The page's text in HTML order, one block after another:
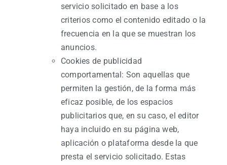
servicio solicitado en base a los
criterios como el contenido editado o la
frecuencia en la que se muestran los
anuncios.
Cookies de publicidad
comportamental: Son aquellas que
permiten la gestión, de la forma más
eficaz posible, de los espacios
publicitarios que, en su caso, el editor
haya incluido en su página web,
aplicación o plataforma desde la que
presta el servicio solicitado. Estas